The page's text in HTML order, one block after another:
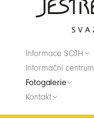
Informace SOJH
Informační centrum
Fotogalerie
Kontakt